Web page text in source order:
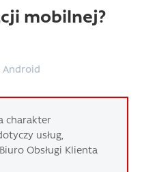
mobilnej?
Android
charakter
usług,
Obsługi Klienta